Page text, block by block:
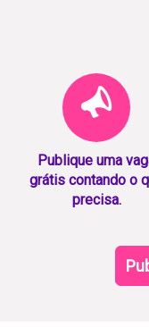
Publique uma
grátis contando o
precisa.